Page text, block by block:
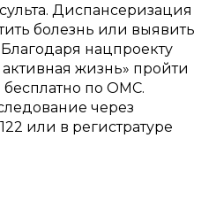
Диспансеризация
болезнь или выявить
нацпроекту
жизнь» пройти
по ОМС.
через
или в регистратуре